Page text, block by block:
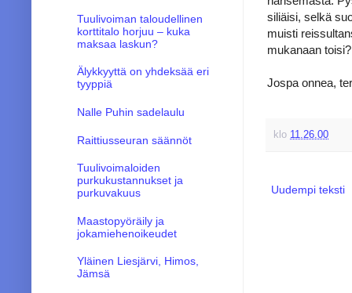
siliäisi, selkä
muisti
mukanaan toisi?
Jospa onnea,
klo 11.26.00
Uudempi teksti
Tuulivoiman taloudellinen
korttitalo horjuu – kuka
maksaa laskun?
Älykkyyttä on yhdeksää eri
tyyppiä
Nalle Puhin sadelaulu
Raittiusseuran säännöt
Tuulivoimaloiden
purkukustannukset ja
purkuvakuus
Maastopyöräily ja
jokamiehenoikeudet
Yläinen Liesjärvi, Himos,
Jämsä